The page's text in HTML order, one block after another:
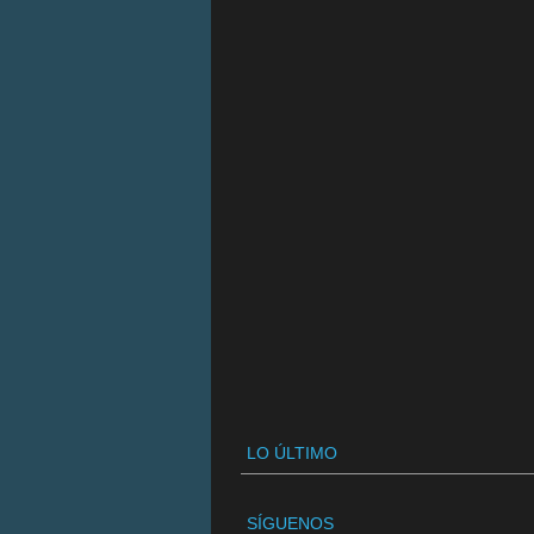
LO ÚLTIMO
SÍGUENOS